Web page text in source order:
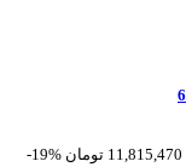
-19%
11,815,470 تومان